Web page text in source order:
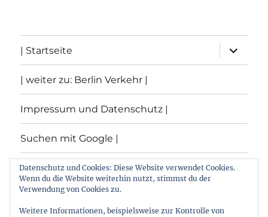
| Startseite
öffnen
| weiter zu: Berlin Verkehr |
Impressum und Datenschutz |
Suchen mit Google |
Themen
Datenschutz und Cookies: Diese Website verwendet Cookies.
Wenn du die Website weiterhin nutzt, stimmst du der
Verwendung von Cookies zu.
Weitere Informationen, beispielsweise zur Kontrolle von